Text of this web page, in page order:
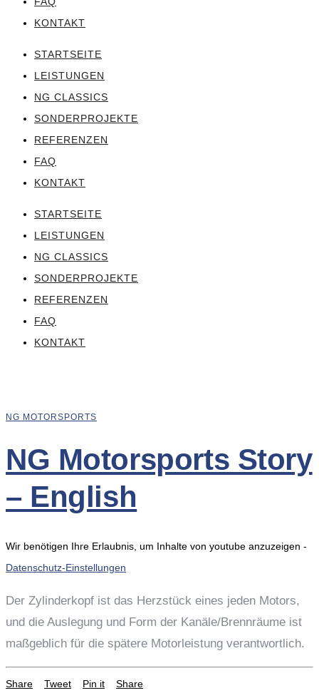
KONTAKT
STARTSEITE
LEISTUNGEN
NG CLASSICS
SONDERPROJEKTE
REFERENZEN
FAQ
KONTAKT
STARTSEITE
LEISTUNGEN
NG CLASSICS
SONDERPROJEKTE
REFERENZEN
FAQ
KONTAKT
NG MOTORSPORTS
NG Motorsports Story
– English
Wir benötigen Ihre Erlaubnis, um Inhalte von youtube anzuzeigen -
Datenschutz-Einstellungen
Der Zylinderkopf ist das Herzstück eines jeden Motors,
und die Auslegung und Form der Kanäle/Brennräume ist
maßgeblich für die spätere Motorleistung verantwortlich.
Share Tweet Pin it Share